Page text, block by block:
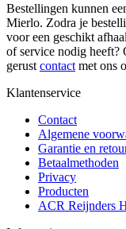
Bestellingen kunnen
Mierlo. Zodra je
voor een geschikt
of service nodig heeft?
gerust contact met ons
Klantenservice
Contact
Algemene
Garantie en
Betaalmethoden
Privacy
Producten
ACR Reijnders